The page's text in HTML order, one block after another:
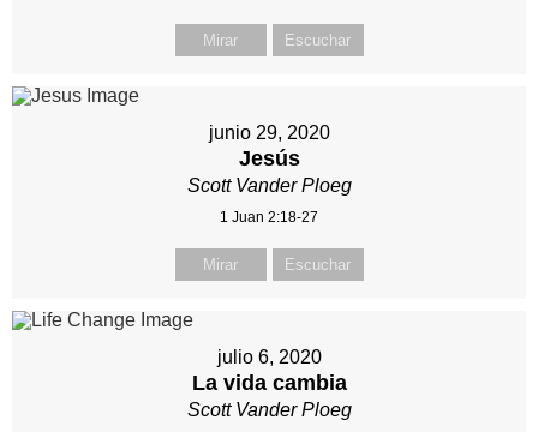
Mirar Escuchar
junio 29, 2020
Jesús
Scott Vander Ploeg
1 Juan 2:18-27
Mirar Escuchar
julio 6, 2020
La vida cambia
Scott Vander Ploeg